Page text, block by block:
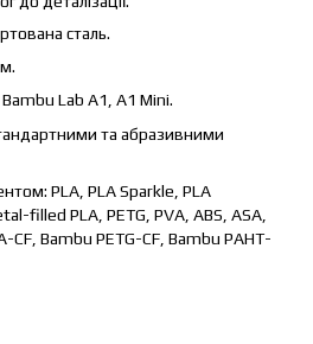
сталь.
Lab A1, A1 Mini.
та абразивними
PLA, PLA Sparkle, PLA
filled PLA, PETG, PVA, ABS, ASA,
CF, Bambu PETG-CF, Bambu PAHT-